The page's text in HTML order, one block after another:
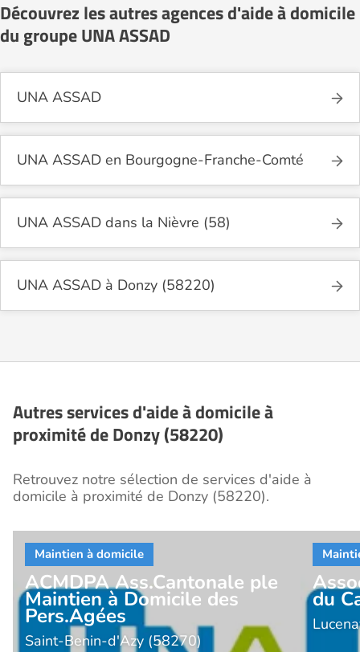
Découvrez les autres agences d'aide à domicile
du groupe UNA ASSAD
UNA ASSAD
UNA ASSAD en Bourgogne-Franche-Comté
UNA ASSAD dans la Nièvre (58)
UNA ASSAD à Donzy (58220)
Autres services d'aide à domicile à
proximité de Donzy (58220)
Retrouvez notre sélection de services d'aide à
domicile à proximité de Donzy (58220).
ACMDPA Ass.Cantonale ple
Maintien à Domicile des
Pers.Agées
Saint-Benin-d'Azy (58270)
du